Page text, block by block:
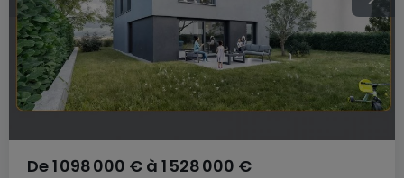
De1 098 000 € à 1 528 000 €